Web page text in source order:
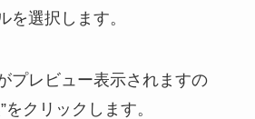
を選択します。
プレビュー表示されますの
クリックします。